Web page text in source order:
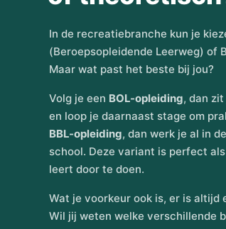
In de recreatiebranche kun je
(Beroepsopleidende Leerweg) of
Maar wat past het beste bij jou?
Volg je een BOL-opleiding, dan
en loop je daarnaast stage om
BBL-opleiding, dan werk je al in
school. Deze variant is perfect
leert door te doen.
Wat je voorkeur ook is, er is altijd
Wil jij weten welke verschillende